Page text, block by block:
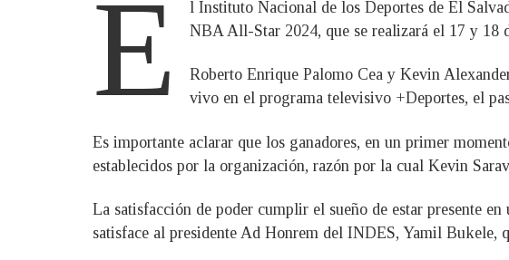
E
l Instituto Nacional de los Deportes de El
NBA All-Star 2024, que se realizará el 17 y 18
Roberto Enrique Palomo Cea y Kevin
vivo en el programa televisivo +Deportes, el
Es importante aclarar que los ganadores, en un primer
establecidos por la organización, razón por la cual Kevin
La satisfacción de poder cumplir el sueño de estar presente
satisface al presidente Ad Honrem del INDES, Yamil Bukele,